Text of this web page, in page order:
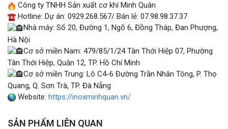
Công ty TNHH Sản xuất cơ khí Minh Quân
Hotline: Dự án: 0929.268.567/ Bán lẻ: 07.98.98.37.37
Nhà máy: Số 20, Đường 1, Ngõ 6, Đồng Tháp, Đan Phượng,
Hà Nội
Cơ sở miền Nam: 479/85/1/24 Tân Thới Hiệp 07, Phường
Tân Thới Hiệp, Quận 12, TP. Hồ Chí Minh
Cơ sở miền Trung: Lô C4-6 Đường Trần Nhân Tông, P. Thọ
Quang, Q. Sơn Trà, TP. Đà Nẵng
Website: https://inoxminhquan.vn/
SẢN PHẨM LIÊN QUAN